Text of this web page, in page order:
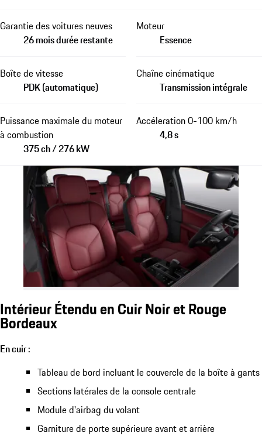
Garantie des voitures neuves
26 mois durée restante
Moteur
Essence
Boîte de vitesse
PDK (automatique)
Chaîne cinématique
Transmission intégrale
Puissance maximale du moteur
à combustion
375 ch / 276 kW
Accéleration 0-100 km/h
4,8 s
Intérieur Étendu en Cuir Noir et Rouge
Bordeaux
En cuir :
Tableau de bord incluant le couvercle de la boîte à gants
Sections latérales de la console centrale
Module d'airbag du volant
Garniture de porte supérieure avant et arrière